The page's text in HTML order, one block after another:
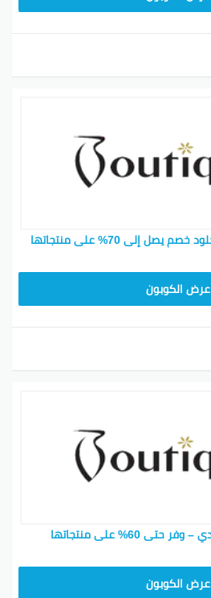
كود خصم بوتيكات دكتورة خلود خصم يصل إلى 70% على منتجاتها
عرض الكوبون
كود خصم بوتيكات فرح الهادي – وفر حتى 60% على منتجاتها
عرض الكوبون